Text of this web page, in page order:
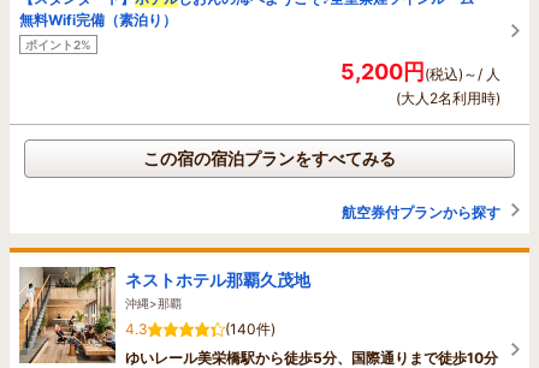
無料Wifi完備（素泊り）
ポイント2%
5,200円(税込)～/ 人
(大人2名利用時)
この宿の宿泊プランをすべてみる
航空券付プランから探す
ネストホテル那覇久茂地
沖縄>那覇
4.3
(140件)
ゆいレール美栄橋駅から徒歩5分、国際通りまで徒歩10分